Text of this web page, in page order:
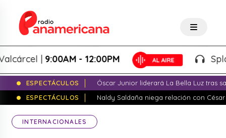
|9:00AM - 12:00PM
ESPECTÁCULOS
Óscar Junior liderará La Bella Luz tras
ESPECTÁCULOS
Naldy Saldaña niega relación con
INTERNACIONALES